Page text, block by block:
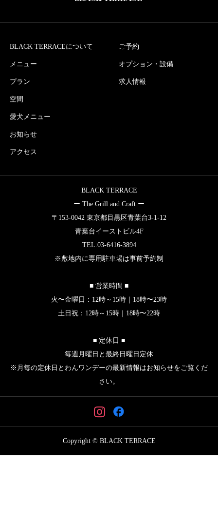
BLACK TERRACEについて
メニュー
プラン
空間
愛犬メニュー
お知らせ
アクセス
ご予約
オプション・設備
求人情報
BLACK TERRACE
ー The Grill and Craft ー
〒153-0042 東京都目黒区青葉台3-1-12
青葉台イーストビル4F
TEL:03-6416-3894
※敷地内に専用駐車場は事前予約制
■ 営業時間 ■
火〜金曜日：12時～15時｜18時〜23時
土日祝：12時～15時｜18時〜22時
■ 定休日 ■
毎週月曜日と最終日曜日定休
※月毎の定休日とわんワンデーの最新情報はお知らせをご覧くだ
さい。
Copyright © BLACK TERRACE